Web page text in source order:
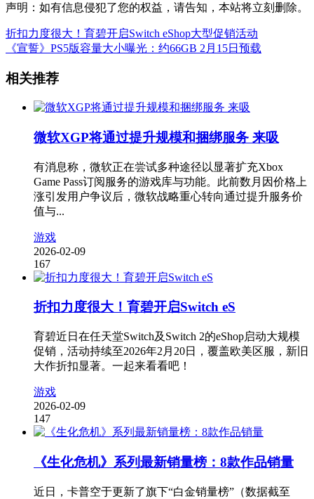
声明：如有信息侵犯了您的权益，请告知，本站将立刻删除。
折扣力度很大！育碧开启Switch eShop大型促销活动
《宣誓》PS5版容量大小曝光：约66GB 2月15日预载
相关推荐
微软XGP将通过提升规模和捆绑服务 来吸
有消息称，微软正在尝试多种途径以显著扩充Xbox
Game Pass订阅服务的游戏库与功能。此前数月因价格上
涨引发用户争议后，微软战略重心转向通过提升服务价
值与...
游戏
2026-02-09
167
折扣力度很大！育碧开启Switch eS
育碧近日在任天堂Switch及Switch 2的eShop启动大规模
促销，活动持续至2026年2月20日，覆盖欧美区服，新旧
大作折扣显著。一起来看看吧！
游戏
2026-02-09
147
《生化危机》系列最新销量榜：8款作品销量
近日，卡普空于更新了旗下“白金销量榜”（数据截至